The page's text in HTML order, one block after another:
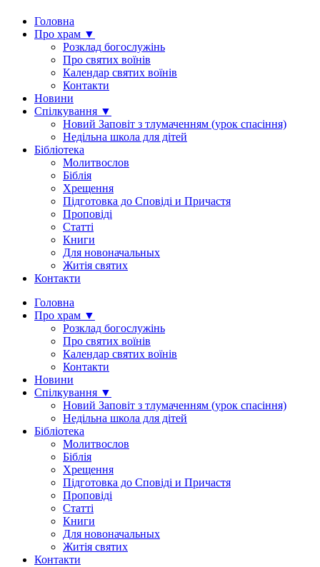
Головна
Про храм ▼
Розклад богослужінь
Про святих воїнів
Календар святих воїнів
Контакти
Новини
Спілкування ▼
Новий Заповіт з тлумаченням (урок спасіння)
Недільна школа для дітей
Бібліотека
Молитвослов
Біблія
Хрещення
Підготовка до Сповіді и Причастя
Проповіді
Статті
Книги
Для новоначальных
Житія святих
Контакти
Головна
Про храм ▼
Розклад богослужінь
Про святих воїнів
Календар святих воїнів
Контакти
Новини
Спілкування ▼
Новий Заповіт з тлумаченням (урок спасіння)
Недільна школа для дітей
Бібліотека
Молитвослов
Біблія
Хрещення
Підготовка до Сповіді и Причастя
Проповіді
Статті
Книги
Для новоначальных
Житія святих
Контакти